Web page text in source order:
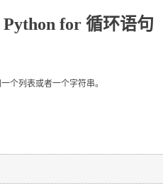
Python for 循环语句
个列表或者一个字符串。